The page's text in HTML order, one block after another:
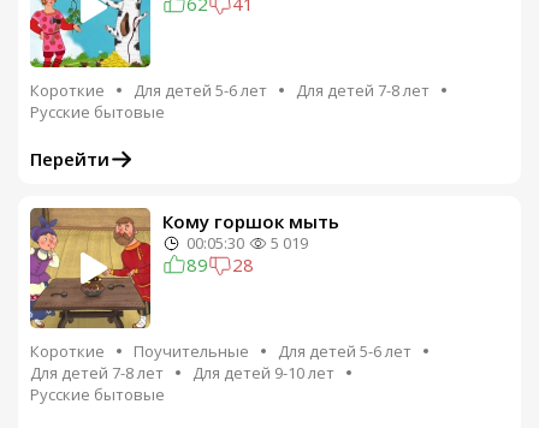
Короткие Для детей 5-6 лет
Для детей 7-8 лет
Русские бытовые
Перейти
Кому горшок мыть
00:05:30 5 019
89 28
Короткие Поучительные
Для детей 5-6 лет
Для детей 7-8 лет
Для детей 9-10 лет
Русские бытовые